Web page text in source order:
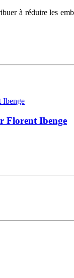
à réduire les
Florent Ibenge